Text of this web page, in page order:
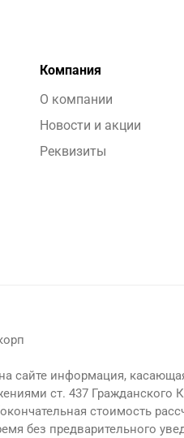
Компания
О компании
Новости и акции
Реквизиты
сайте информация,
ст. 437 Гражданского
стоимость
без предварительного